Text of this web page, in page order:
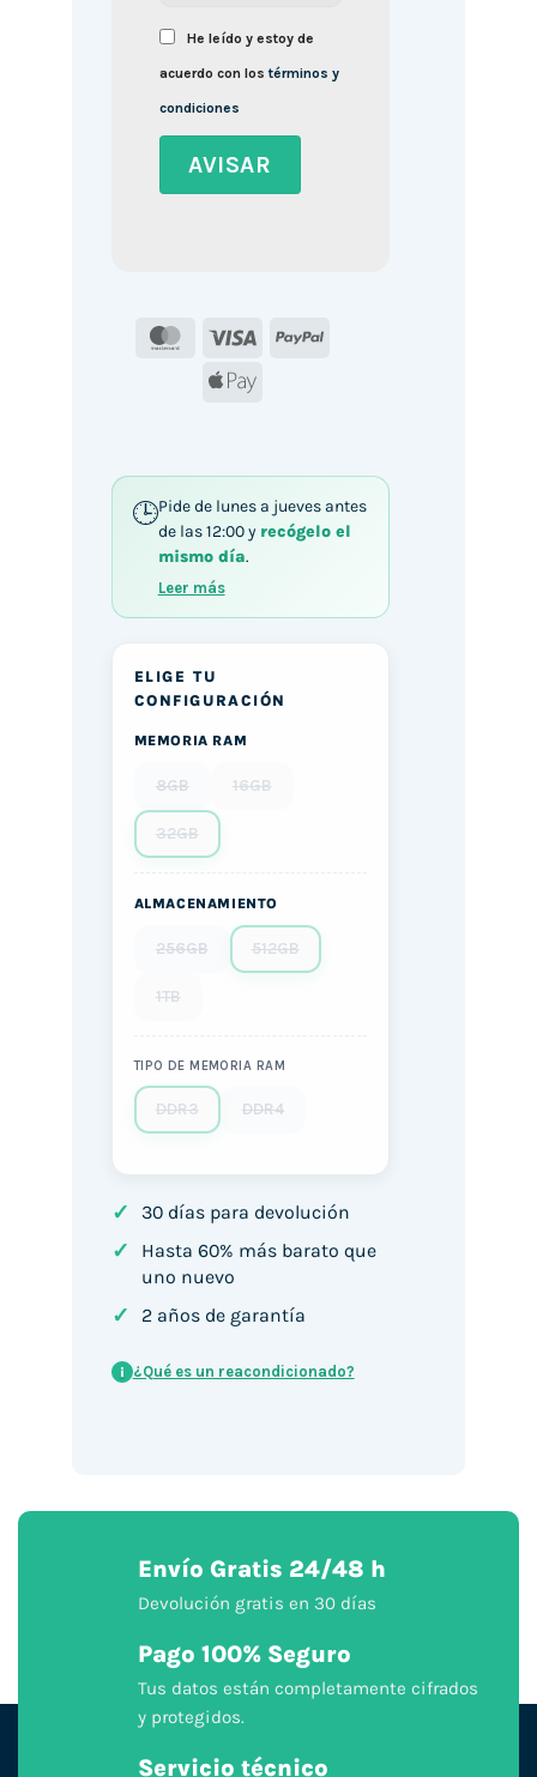
He leído y estoy de
acuerdo con lostérminos y
condiciones
MasterCard
Visa
PayPal
Apple
Pide de lunes a jueves antes
de las 12:00 y recógelo el
mismo día.
Leer más
ELIGE TU
CONFIGURACIÓN
MEMORIA RAM
8GB 16GB
32GB
ALMACENAMIENTO
256GB 512GB
1TB
TIPO DE MEMORIA RAM
DDR3 DDR4
✓ 30 días para devolución
✓
Hasta 60% más barato que
uno nuevo
✓ 2 años de garantía
i ¿Qué es un reacondicionado?
Envío Gratis 24/48 h
Devolución gratis en 30 días
Pago 100% Seguro
Tus datos están completamente cifrados
y protegidos.
Servicio técnico